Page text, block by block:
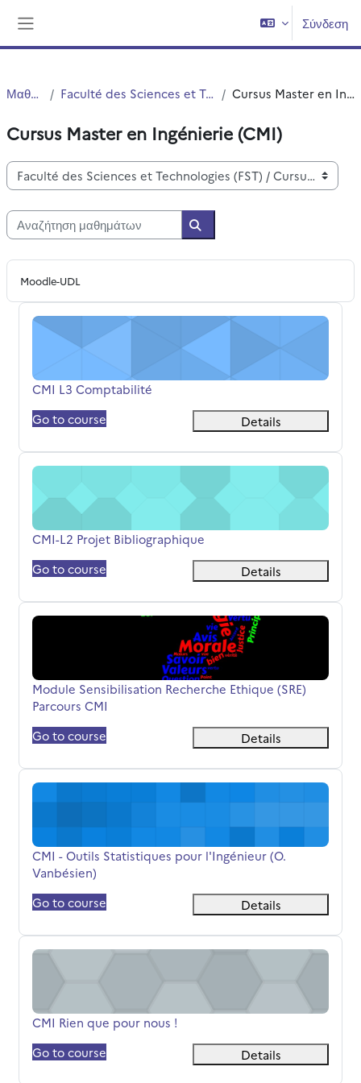
Σύνδεση
Μαθήματα Faculté des Sciences et Technologies (FST) Cursus Master en Ingénierie (CMI)
Cursus Master en Ingénierie (CMI)
Κατηγορίες μαθημάτων
Αναζήτηση μαθημάτων
Αναζήτηση μαθημάτων
Moodle-UDL
CMI L3 Comptabilité
Όνομα μαθήματος
CMI L3 Comptabilité
Go to course
Details
CMI-L2 Projet Bibliographique
Όνομα μαθήματος
CMI-L2 Projet Bibliographique
Go to course
Details
Module Sensibilisation Recherche Ethique (SRE)
Όνομα μαθήματος
Module Sensibilisation Recherche Ethique (SRE)
Parcours CMI
Go to course
Details
CMI - Outils Statistiques pour l'Ingénieur (O. Vanbésien)
Όνομα μαθήματος
CMI - Outils Statistiques pour l'Ingénieur (O.
Vanbésien)
Go to course
Details
CMI Rien que pour nous !
Όνομα μαθήματος
CMI Rien que pour nous !
Go to course
Details